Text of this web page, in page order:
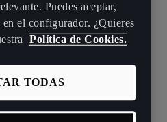
Puedes aceptar,
el configurador. ¿Quieres
Política de Cookies.
TODAS